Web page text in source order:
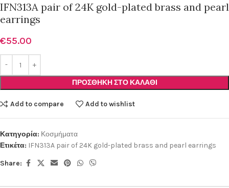
IFN313A pair of 24K gold-plated brass and pearl
earrings
€55.00
ΠΡΟΣΘΉΚΗ ΣΤΟ ΚΑΛΆΘΙ
Add to compare Add to wishlist
Κατηγορία: Κοσμήματα
Ετικέτα: IFN313A pair of 24K gold-plated brass and pearl earrings
Share: